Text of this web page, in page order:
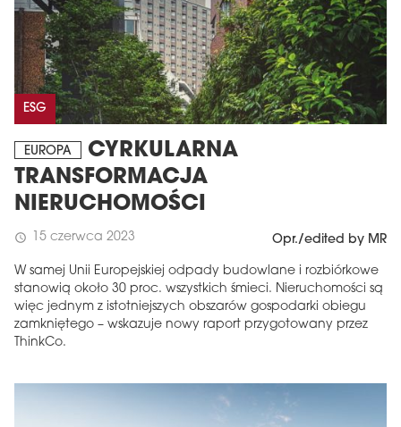
ESG
EUROPA
CYRKULARNA
TRANSFORMACJA
NIERUCHOMOŚCI
schedule 15 czerwca 2023 Opr./edited by MR
W samej Unii Europejskiej odpady budowlane i rozbiórkowe
stanowią około 30 proc. wszystkich śmieci. Nieruchomości są
więc jednym z istotniejszych obszarów gospodarki obiegu
zamkniętego – wskazuje nowy raport przygotowany przez
ThinkCo.